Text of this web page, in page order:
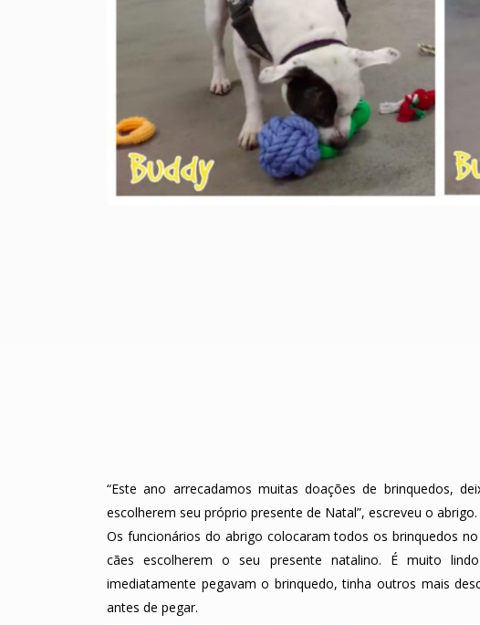
“Este ano arrecadamos muitas doações de brinquedos,
escolherem seu próprio presente de Natal”, escreveu o abrigo.
Os funcionários do abrigo colocaram todos os brinquedos
cães escolherem o seu presente natalino. É muito
imediatamente pegavam o brinquedo, tinha outros mais
antes de pegar.